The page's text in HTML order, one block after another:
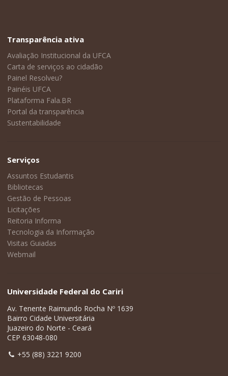
Transparência ativa
Avaliação Institucional da UFCA
Carta de serviços ao cidadão
Painel Resolveu?
Painéis UFCA
Plataforma Fala.BR
Portal da transparência
Sustentabilidade
Serviços
Assuntos Estudantis
Bibliotecas
Gestão de Pessoas
Licitações
Reitoria Informa
Tecnologia da Informação
Visitas Guiadas
Webmail
Universidade Federal do Cariri
Av. Tenente Raimundo Rocha Nº 1639
Bairro Cidade Universitária
Juazeiro do Norte - Ceará
CEP 63048-080
+55 (88) 3221 9200